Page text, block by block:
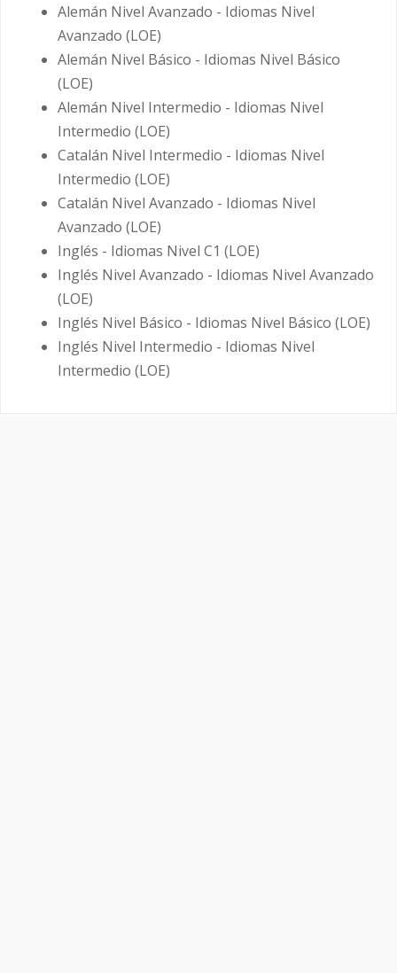
Alemán Nivel Avanzado - Idiomas Nivel
Avanzado (LOE)
Alemán Nivel Básico - Idiomas Nivel Básico
(LOE)
Alemán Nivel Intermedio - Idiomas Nivel
Intermedio (LOE)
Catalán Nivel Intermedio - Idiomas Nivel
Intermedio (LOE)
Catalán Nivel Avanzado - Idiomas Nivel
Avanzado (LOE)
Inglés - Idiomas Nivel C1 (LOE)
Inglés Nivel Avanzado - Idiomas Nivel Avanzado
(LOE)
Inglés Nivel Básico - Idiomas Nivel Básico (LOE)
Inglés Nivel Intermedio - Idiomas Nivel
Intermedio (LOE)